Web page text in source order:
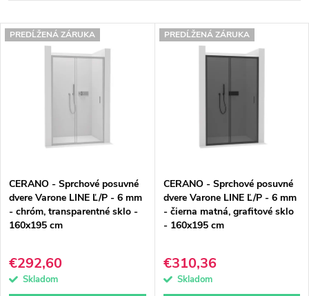
d
p
r
o
d
u
Najdrahšie
V
r
o
d
u
PREDĹŽENÁ ZÁRUKA
CERANO - Sprchové posuvné
dvere Varone LINE Ľ/P - 6 mm
- chróm, transparentné sklo -
160x195 cm
€292,60
Skladom
PREDĹŽENÁ ZÁRUKA
CERANO - Sprchové posuvné
dvere Varone LINE Ľ/P - 6 mm
- čierna matná, grafitové sklo
- 160x195 cm
€310,36
Skladom